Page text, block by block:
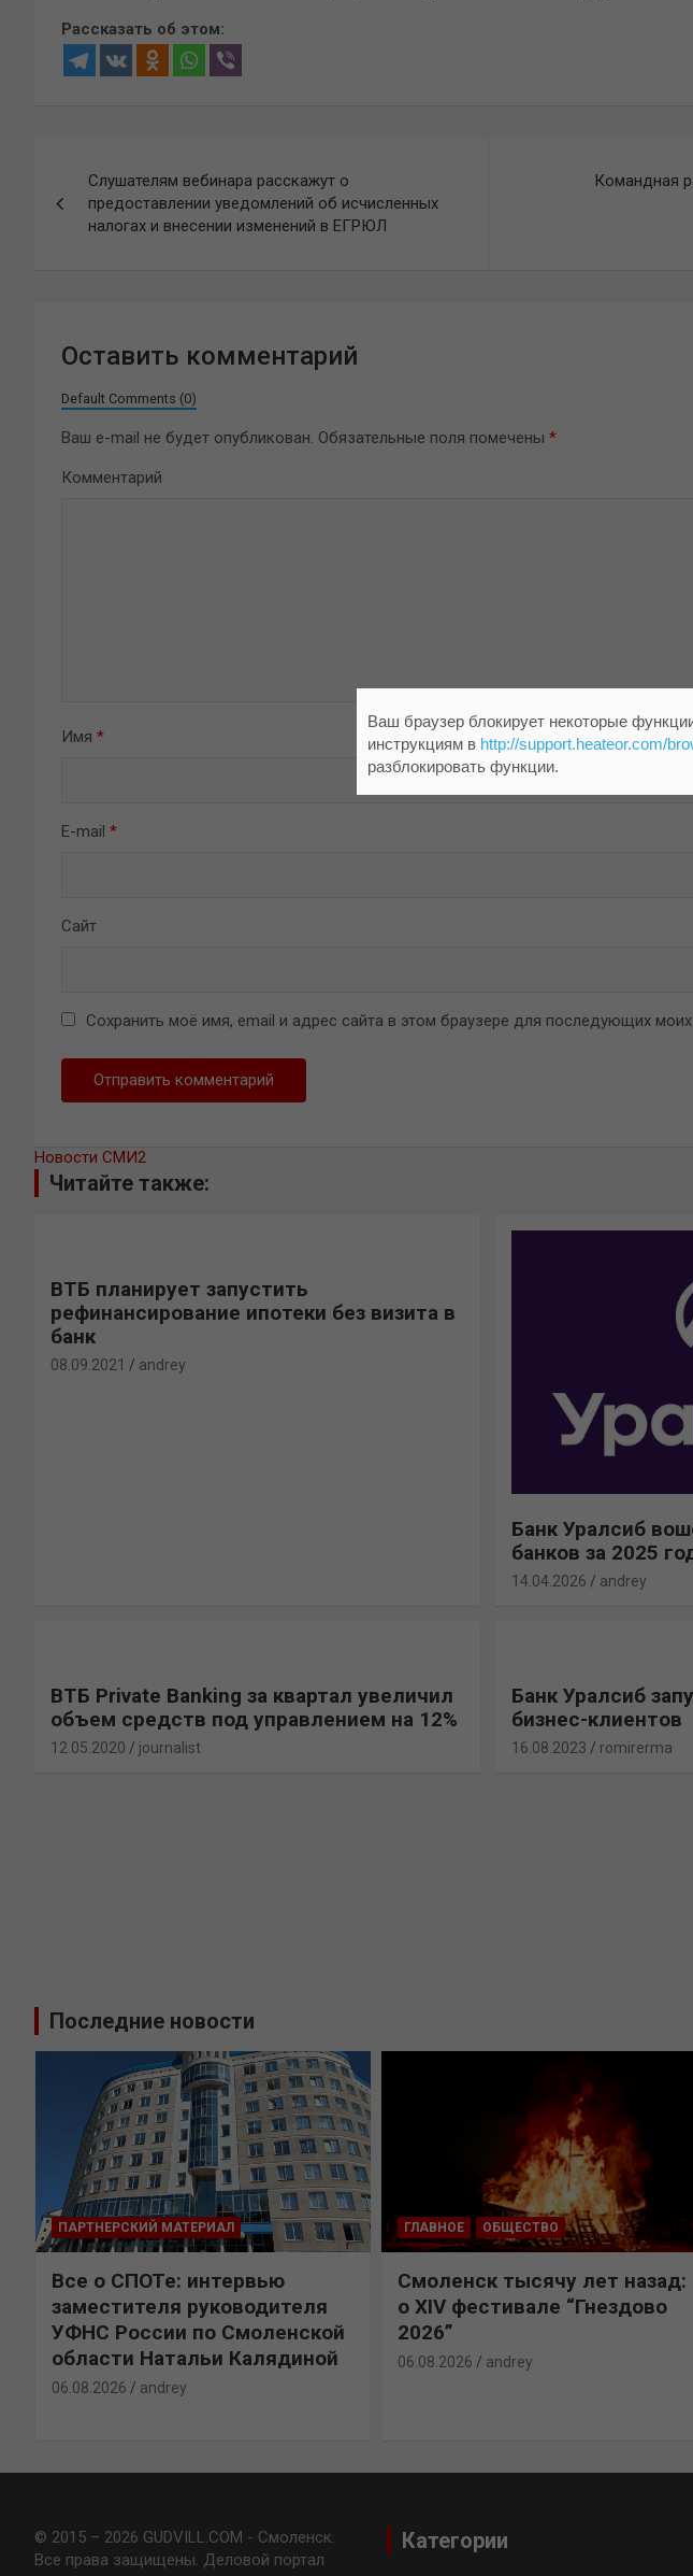
Рассказать об этом:
по
Слушателям вебинара расскажут о
предоставлении уведомлений об исчисленных
налогах и внесении изменений в ЕГРЮЛ
Командная
Оставить комментарий
Default Comments (0)
Ваш e-mail не будет опубликован. Обязательные поля помечены *
Комментарий
Имя *
E-mail *
Сайт
Сохранить моё имя, email и адрес сайта в этом браузере для последующих
Новости СМИ2
Читайте также:
ВТБ планирует запустить
рефинансирование ипотеки без визита в
банк
08.09.2021 andrey
Банк Уралсиб
банков за 2025
14.04.2026 andrey
ВТБ Private Banking за квартал увеличил
объем средств под управлением на 12%
12.05.2020 journalist
Банк Уралсиб
бизнес-клиентов
16.08.2023 romirerma
Последние новости
ПАРТНЕРСКИЙ МАТЕРИАЛ
Все о СПОТе: интервью
заместителя руководителя
УФНС России по Смоленской
области Натальи Калядиной
06.08.2026 andrey
ГЛАВНОЕ ОБЩЕСТВО
Смоленск тысячу лет назад:
о XIV фестивале “Гнездово
2026”
06.08.2026 andrey
© 2015 – 2026 GUDVILL.COM - Смоленск.
Все права защищены. Деловой портал
Категории
Ваш браузер блокирует некоторые
инструкциям в http://support.heateor.com/
разблокировать функции.